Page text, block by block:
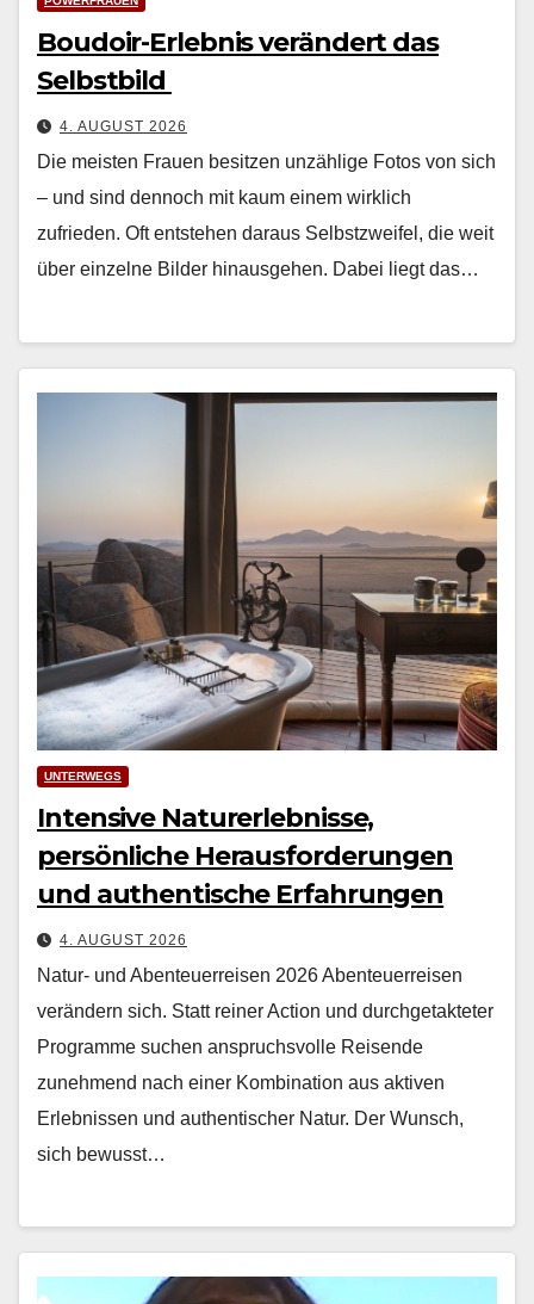
Boudoir-Erlebnis verändert das
Selbstbild
4. AUGUST 2026
Die meis­ten Frauen besitzen unzäh­lige Fotos von sich
– und sind den­noch mit kaum einem wirk­lich
zufrieden. Oft entste­hen daraus Selb­stzweifel, die weit
über einzelne Bilder hin­aus­ge­hen. Dabei liegt das…
UNTERWEGS
Intensive Naturerlebnisse,
persönliche Herausforderungen
und authentische Erfahrungen
4. AUGUST 2026
Natur- und Abenteuerreisen 2026 Aben­teuer­reisen
verän­dern sich. Statt rein­er Action und durchge­tak­teter
Pro­gramme suchen anspruchsvolle Reisende
zunehmend nach ein­er Kom­bi­na­tion aus aktiv­en
Erleb­nis­sen und authen­tis­ch­er Natur. Der Wun­sch,
sich bewusst…